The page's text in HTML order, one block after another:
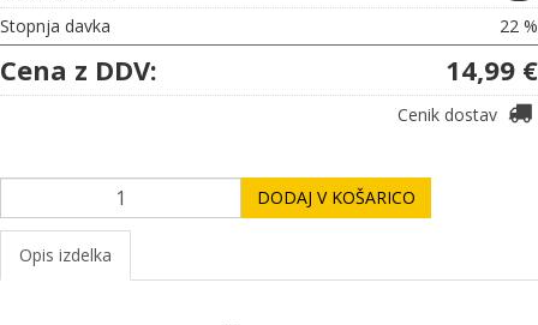
Stopnja davka
22 %
Cena z DDV: 14,99 €
Cenik dostav
DODAJ V KOŠARICO
Opis izdelka